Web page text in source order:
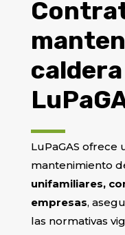
LuPaGAS ofrece
mantenimiento
unifamiliares,
empresas,
las normativas